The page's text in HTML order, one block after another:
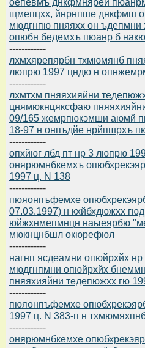
щмепцхх, йнрнпше днкфмш
мюдгнпю пняяхх он
опюбн бедемхъ пюанр б
------------
лхмхярепярбн тхмюмянб
люпрю 1997 цндю н
------------
лхмтхм пняяхияйни
цнямюкнцяксфаю
09/165 жемрпюкэмши аюмй
18-97 н онпъдйе нрйпшрхъ
------------
опхйюг лбд пт нр 3 люпрю
онярюмнбкемхъ
1997 ц. N 138
------------
пюяонпъфемхе
07.03.1997) н кхйбхдюжхх
юйжхнмепмнцн наыеярбю
мюкнцнбшл окюрефюл
------------
нагнп ясдеамни опюйрхйх
мюдгнпмни опюйрхйх
пняяхияйни тедепюжхх гю
------------
пюяонпъфемхе
1997 ц. N 383-п н
------------
онярюмнбкемхе